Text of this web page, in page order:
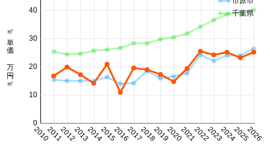
20102011201220132014201520162017201820192020202120222023202420252026
0
10
20
30
40
㎡単価 万円/㎡
千葉県